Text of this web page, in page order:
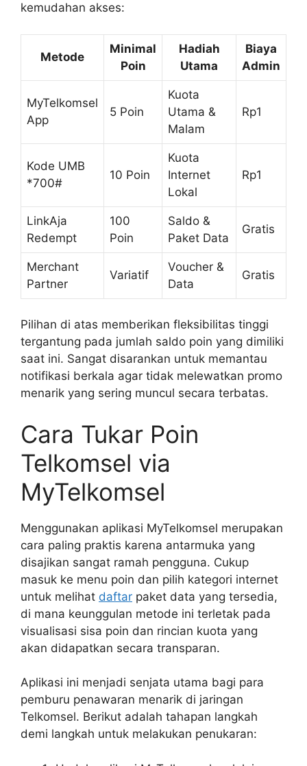
kemudahan akses:
Metode
Minimal
Poin
Hadiah
Utama
Biaya
Admin
MyTelkomsel
App
5 Poin
Kuota
Utama &
Malam
Rp1
Kode UMB
*700#
10 Poin
Kuota
Internet
Lokal
Rp1
LinkAja
Redempt
100
Poin
Saldo &
Paket Data
Gratis
Merchant
Partner
Variatif
Voucher &
Data
Gratis
Pilihan di atas memberikan fleksibilitas tinggi
tergantung pada jumlah saldo poin yang dimiliki
saat ini. Sangat disarankan untuk memantau
notifikasi berkala agar tidak melewatkan promo
menarik yang sering muncul secara terbatas.
Cara Tukar Poin
Telkomsel via
MyTelkomsel
Menggunakan aplikasi MyTelkomsel merupakan
cara paling praktis karena antarmuka yang
disajikan sangat ramah pengguna. Cukup
masuk ke menu poin dan pilih kategori internet
untuk melihat daftar paket data yang tersedia,
di mana keunggulan metode ini terletak pada
visualisasi sisa poin dan rincian kuota yang
akan didapatkan secara transparan.
Aplikasi ini menjadi senjata utama bagi para
pemburu penawaran menarik di jaringan
Telkomsel. Berikut adalah tahapan langkah
demi langkah untuk melakukan penukaran: